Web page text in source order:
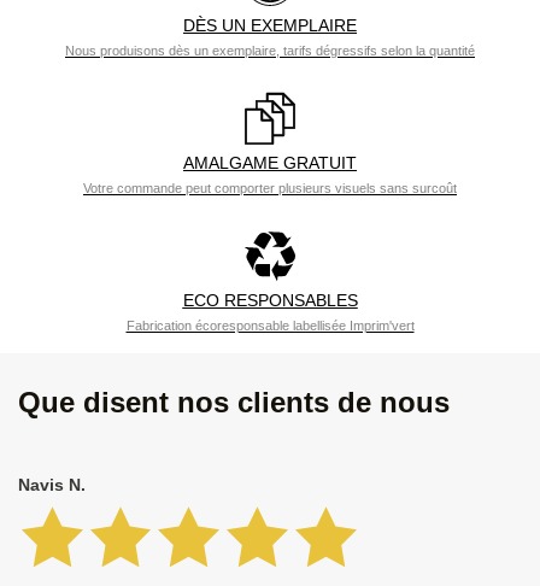
DÈS UN EXEMPLAIRE
Nous produisons dès un exemplaire, tarifs dégressifs selon la quantité
AMALGAME GRATUIT
Votre commande peut comporter plusieurs visuels sans surcoût
ECO RESPONSABLES
Fabrication écoresponsable labellisée Imprim'vert
Que disent nos clients de nous
Navis N.